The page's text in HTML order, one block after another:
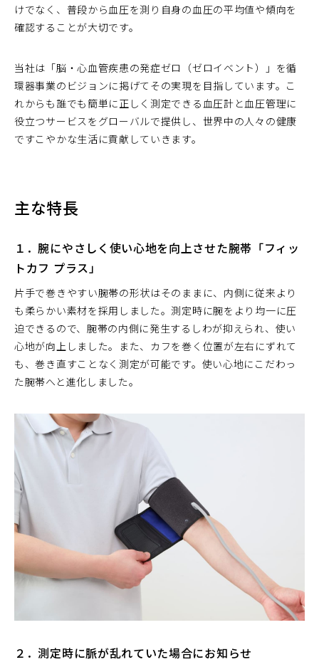
けでなく、普段から血圧を測り自身の血圧の平均値や傾向を
確認することが大切です。
当社は「脳・心血管疾患の発症ゼロ（ゼロイベント）」を循
環器事業のビジョンに掲げてその実現を目指しています。こ
れからも誰でも簡単に正しく測定できる血圧計と血圧管理に
役立つサービスをグローバルで提供し、世界中の人々の健康
ですこやかな生活に貢献していきます。
主な特長
１．腕にやさしく使い心地を向上させた腕帯「フィッ
トカフ プラス」
片手で巻きやすい腕帯の形状はそのままに、内側に従来より
も柔らかい素材を採用しました。測定時に腕をより均一に圧
迫できるので、腕帯の内側に発生するしわが抑えられ、使い
心地が向上しました。また、カフを巻く位置が左右にずれて
も、巻き直すことなく測定が可能です。使い心地にこだわっ
た腕帯へと進化しました。
２．測定時に脈が乱れていた場合にお知らせ